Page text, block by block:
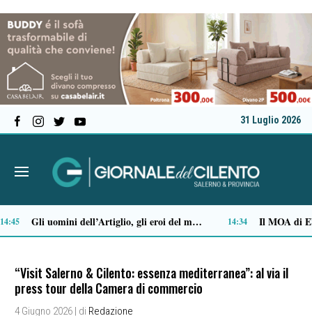
31 Luglio 2026
Come vestirsi in stile preppy: i capi indispensabili 12:29 Stipendi incompleti al Dea di Nocera, Pagani e Scafati. Nursind: «Chi sbaglia deve risponderne» 12:08
“Visit Salerno & Cilento: essenza mediterranea”: al via il
press tour della Camera di commercio
4 Giugno 2026 | di Redazione